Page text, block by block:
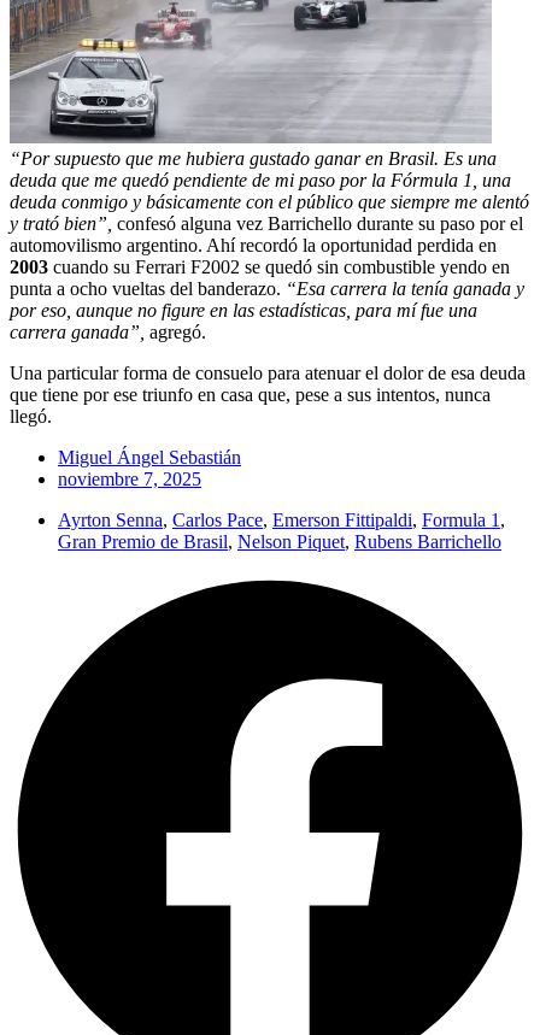
“Por supuesto que me hubiera gustado ganar en Brasil. Es una
deuda que me quedó pendiente de mi paso por la Fórmula 1, una
deuda conmigo y básicamente con el público que siempre me alentó
y trató bien”, confesó alguna vez Barrichello durante su paso por el
automovilismo argentino. Ahí recordó la oportunidad perdida en
2003 cuando su Ferrari F2002 se quedó sin combustible yendo en
punta a ocho vueltas del banderazo. “Esa carrera la tenía ganada y
por eso, aunque no figure en las estadísticas, para mí fue una
carrera ganada”, agregó.
Una particular forma de consuelo para atenuar el dolor de esa deuda
que tiene por ese triunfo en casa que, pese a sus intentos, nunca
llegó.
Miguel Ángel Sebastián
noviembre 7, 2025
Ayrton Senna, Carlos Pace, Emerson Fittipaldi, Formula 1 ,
Gran Premio de Brasil, Nelson Piquet, Rubens Barrichello